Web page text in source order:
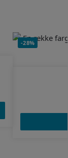
-28%